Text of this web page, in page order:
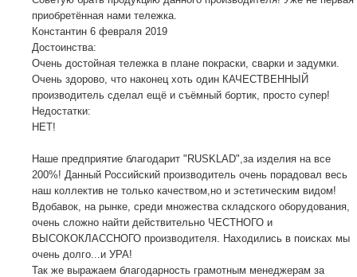
приобретённая нами тележка.
Константин 6 февраля 2019
Достоинства:
Очень достойная тележка в плане покраски, сварки и задумки.
Очень здорово, что наконец хоть один КАЧЕСТВЕННЫЙ
производитель сделал ещё и съёмный бортик, просто супер!
Недостатки:
НЕТ!
Наше предприятие благодарит "RUSKLAD",за изделия на все
200%! Данный Российский производитель очень порадовал весь
наш коллектив не только качеством,но и эстетическим видом!
Вдобавок, на рынке, среди множества складского оборудования,
очень сложно найти действительно ЧЕСТНОГО и
ВЫСОКОКЛАССНОГО производителя. Находились в поисках мы
очень долго...и УРА!
Так же выражаем благодарность грамотным менеджерам за